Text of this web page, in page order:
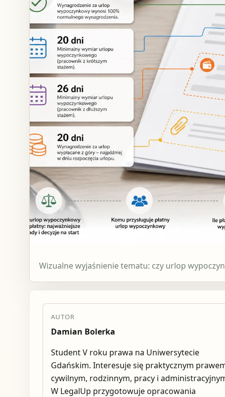
Wizualne wyjaśnienie tematu: czy urlop
AUTOR
Damian Bolerka
Student V roku prawa na Uniwersytecie
Gdańskim. Interesuje się praktycznym
cywilnym, rodzinnym, pracy i
W LegalUp przygotowuje opracowania